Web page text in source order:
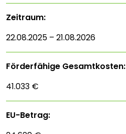
Zeitraum:
22.08.2025 – 21.08.2026
Förderfähige Gesamtkosten:
41.033 €
EU-Betrag: